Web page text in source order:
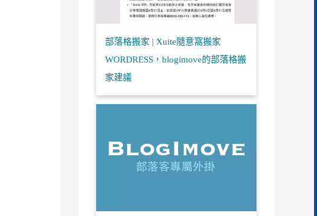
部落格搬家 | Xuite隨意窩搬家
WORDRESS，blogimove的部落格搬
家建議